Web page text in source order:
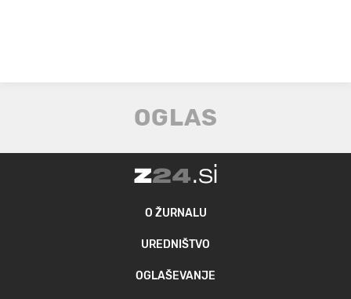
O ŽURNALU
UREDNIŠTVO
OGLAŠEVANJE